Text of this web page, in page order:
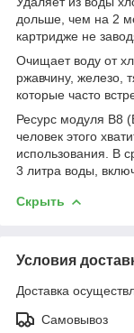
дольше, чем на 2
картридже не
Очищает воду от
ржавчину, железо,
которые часто
Ресурс модуля В8
человек этого
использования. В
3 литра воды,
Скрыть
Условия
Доставка
Самовывоз